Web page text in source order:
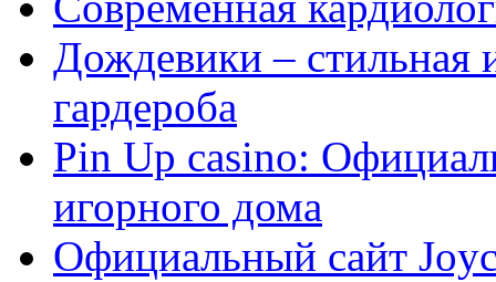
Дождевики – стильная
гардероба
Pin Up casino:
игорного дома
Официальный сайт